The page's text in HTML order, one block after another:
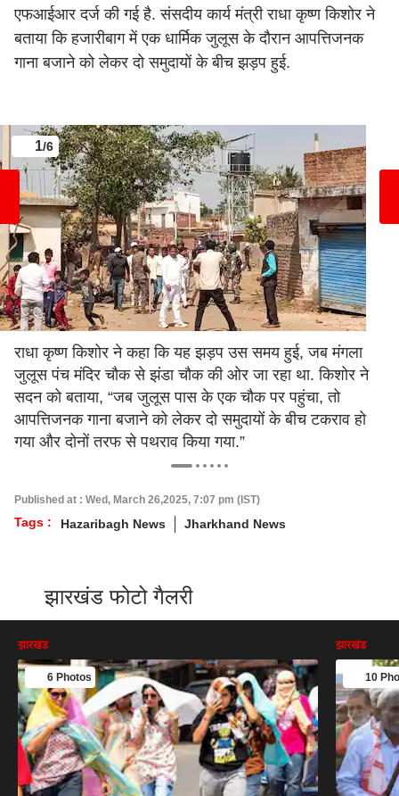
एफआईआर दर्ज की गई है. संसदीय कार्य मंत्री राधा कृष्ण किशोर ने
बताया कि हजारीबाग में एक धार्मिक जुलूस के दौरान आपत्तिजनक
गाना बजाने को लेकर दो समुदायों के बीच झड़प हुई.
1/6
राधा कृष्ण किशोर ने कहा कि यह झड़प उस समय हुई, जब मंगला
जुलूस पंच मंदिर चौक से झंडा चौक की ओर जा रहा था. किशोर ने
सदन को बताया, “जब जुलूस पास के एक चौक पर पहुंचा, तो
आपत्तिजनक गाना बजाने को लेकर दो समुदायों के बीच टकराव हो
गया और दोनों तरफ से पथराव किया गया.”
Published at : Wed, March 26,2025, 7:07 pm (IST)
Tags : Hazaribagh News Jharkhand News
झारखंड फोटो गैलरी
झारखंड
6 Photos
झारखंड
10